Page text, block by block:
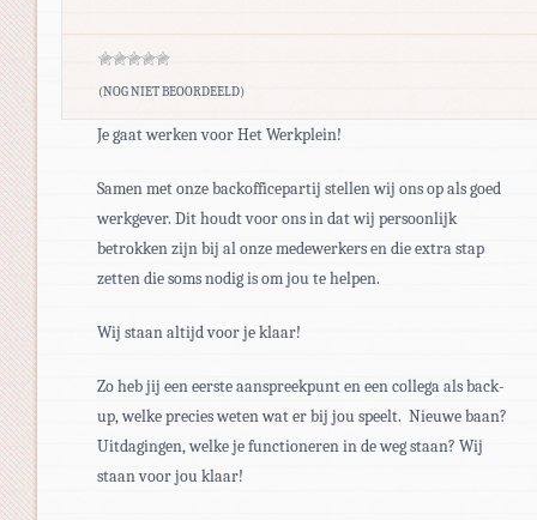
(NOG NIET BEOORDEELD)
Je gaat werken voor Het Werkplein!
Samen met onze backofficepartij stellen wij ons op als goed
werkgever. Dit houdt voor ons in dat wij persoonlijk
betrokken zijn bij al onze medewerkers en die extra stap
zetten die soms nodig is om jou te helpen.
Wij staan altijd voor je klaar!
Zo heb jij een eerste aanspreekpunt en een collega als back-
up, welke precies weten wat er bij jou speelt. Nieuwe baan?
Uitdagingen, welke je functioneren in de weg staan? Wij
staan voor jou klaar!